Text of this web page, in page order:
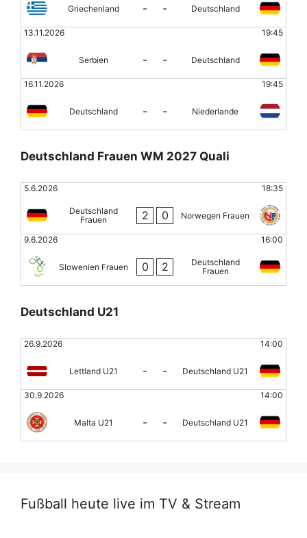
Griechenland - - Deutschland
13.11.2026 19:45
Serbien - - Deutschland
16.11.2026 19:45
Deutschland - - Niederlande
Deutschland Frauen WM 2027 Quali
5.6.2026 18:35
Deutschland
Frauen
2 0 Norwegen Frauen
9.6.2026 16:00
Slowenien Frauen 0 2
Deutschland
Frauen
Deutschland U21
26.9.2026 14:00
Lettland U21 - - Deutschland U21
30.9.2026 14:00
Malta U21 - - Deutschland U21
Fußball heute live im TV & Stream